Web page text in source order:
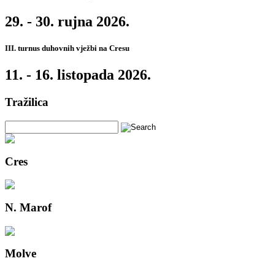
29. - 30. rujna 2026.
III. turnus duhovnih vježbi na Cresu
11. - 16. listopada 2026.
Tražilica
Cres
N. Marof
Molve